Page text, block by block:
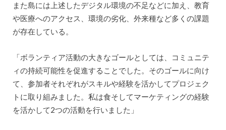
また島には上述したデジタル環境の不足などに加え、教育
や医療へのアクセス、環境の劣化、外来種など多くの課題
が存在している。
「ボランティア活動の大きなゴールとしては、コミュニテ
ィの持続可能性を促進することでした。そのゴールに向け
て、参加者それぞれがスキルや経験を活かしてプロジェク
トに取り組みました。私は食そしてマーケティングの経験
を活かして2つの活動を行いました」